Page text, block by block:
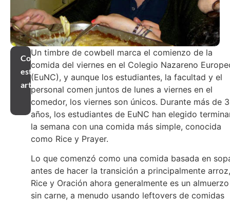
Compartir
este
artículo
Un timbre de cowbell marca el comienzo de la
comida del viernes en el Colegio Nazareno
(EuNC), y aunque los estudiantes, la facultad y el
personal comen juntos de lunes a viernes en el
comedor, los viernes son únicos. Durante más de
años, los estudiantes de EuNC han elegido
la semana con una comida más simple, conocida
como Rice y Prayer.
Lo que comenzó como una comida basada en
antes de hacer la transición a principalmente arroz,
Rice y Oración ahora generalmente es un almuerzo
sin carne, a menudo usando leftovers de comidas